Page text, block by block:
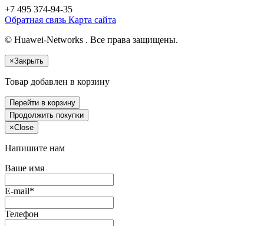
+7 495 374-94-35
Обратная связь Карта сайта
© Huawei-Networks . Все права защищены.
×Закрыть
Товар добавлен в корзину
Перейти в корзину
Продолжить покупки
×Close
Напишите нам
Ваше имя
E-mail*
Телефон